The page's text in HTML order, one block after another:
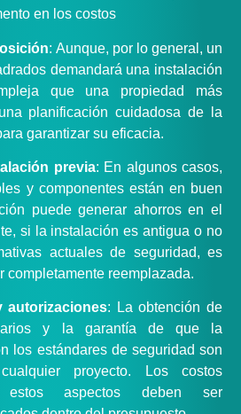
en los costos
: Aunque, por lo general, un
demandará una instalación
que una propiedad más
planificación cuidadosa de la
garantizar su eficacia.
previa: En algunos casos,
y componentes están en buen
puede generar ahorros en el
si la instalación es antigua o no
actuales de seguridad, es
completamente reemplazada.
autorizaciones: La obtención de
y la garantía de que la
los estándares de seguridad son
proyecto. Los costos
estos aspectos deben ser